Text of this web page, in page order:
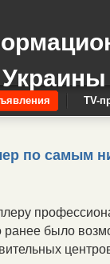
TV-
по самым
ранее было